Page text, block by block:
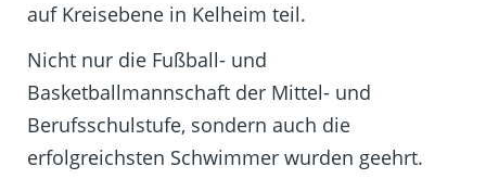
auf Kreisebene in Kelheim teil.
Nicht nur die Fußball- und
Basketballmannschaft der Mittel- und
Berufsschulstufe, sondern auch die
erfolgreichsten Schwimmer wurden geehrt.